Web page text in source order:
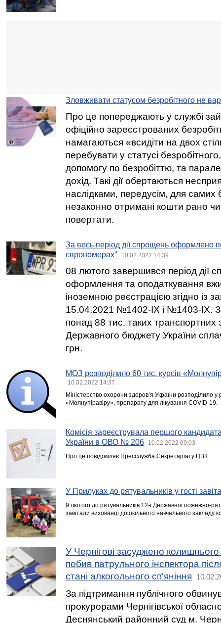
Зловживати статусом безробітного не
Про це попереджають у службі
офіційно зареєстрованих
намагаються «всидіти на двох
перебувати у статусі
допомогу по безробіттю, та
дохід. Такі дії обертаються
наслідками, передусім, для самих
незаконно отримані кошти рано
повертати.
За весь період дії спрощень оформлено
єврономерах"
10.02.2022 14:39
08 лютого завершився період дії
оформлення та оподаткування
іноземною реєстрацією згідно із
15.04.2021 №1402-IX і №1403-IX.
понад 88 тис. таких транспортних
Державного бюджету України
грн.
МОЗ розподілило 60 тис. курсів
10.02.2022 14:37
Міністерство охорони здоров’я України розподілило у
«Молнупіравіру», препарату для лікування COVID-19.
Комісія зареєструвала першого
України в ОВО № 206
10.02.2022 09:03
Про це повідомляє Пресслужба Секретаріату ЦВК.
У Прилуках до рятувальників у гості
9 лютого до рятувальників 12-ї Державної пожежно-
завітали вихованці дошкільного навчального закладу
У Чернігові засуджено колишнього
побив патрульного інспектора
стані алкогольного сп'яніння
За підтримання публічного
прокурорами Чернігівської
Деснянський районний суд м.